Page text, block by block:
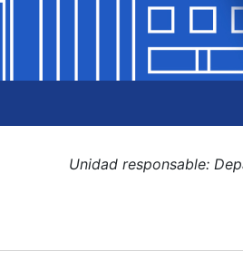
Unidad responsable: